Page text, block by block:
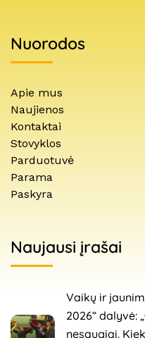
Nuorodos
Apie mus
Naujienos
Kontaktai
Stovyklos
Parduotuvė
Parama
Paskyra
Naujausi įrašai
Vaikų ir
2026“ dalyvė:
nesaugiai.